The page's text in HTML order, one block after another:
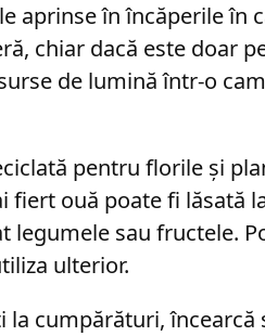
aprinse în încăperile în
chiar dacă este doar
de lumină într-o
pentru florile și
fiert ouă poate fi lăsată
legumele sau fructele.
ulterior.
la cumpărături, încearcă